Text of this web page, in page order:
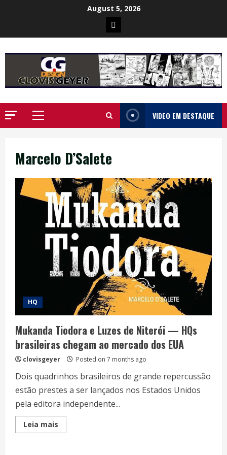
August 5, 2026
Poster
da
Ilha
Primary
VIDEO EM DESTAQUE
Marcelo D’Salete
HQ
Mukanda Tiodora e Luzes de Niterói — HQs
brasileiras chegam ao mercado dos EUA
clovisgeyer Posted on 7 months ago
Dois quadrinhos brasileiros de grande repercussão
estão prestes a ser lançados nos Estados Unidos
pela editora independente...
Leia mais
more